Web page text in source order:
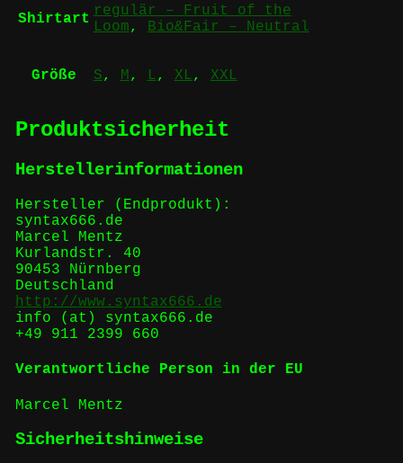
Shirtart regulär – Fruit of the
Loom, Bio&Fair – Neutral
Größe S, M , L, XL, XXL
Produktsicherheit
Herstellerinformationen
Hersteller (Endprodukt):
syntax666.de
Marcel Mentz
Kurlandstr. 40
90453 Nürnberg
Deutschland
http://www.syntax666.de
info (at) syntax666.de
+49 911 2399 660
Verantwortliche Person in der EU
Marcel Mentz
Sicherheitshinweise